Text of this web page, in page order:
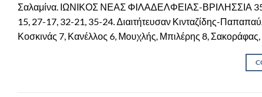
Σαλαμίνα. ΙΩΝΙΚΟΣ ΝΕΑΣ ΦΙΛΑΔΕΛΦΕΙΑΣ-ΒΡΙΛΗΣΣΙΑ 35-
15, 27-17, 32-21, 35-24. Διαιτήτευσαν Κινταζίδης-
Κοσκινάς 7, Κανέλλος 6, Μουχλής, Μπιλέρης 8,